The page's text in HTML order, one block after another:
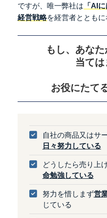
ですが、唯一弊社は 「AI
経営戦略を経営者とともに
もし、あなた
当て
お役にたて
自社の商品又はサ
日々努力している
どうしたら売り上
命勉強している
努力を惜しまず営
じている